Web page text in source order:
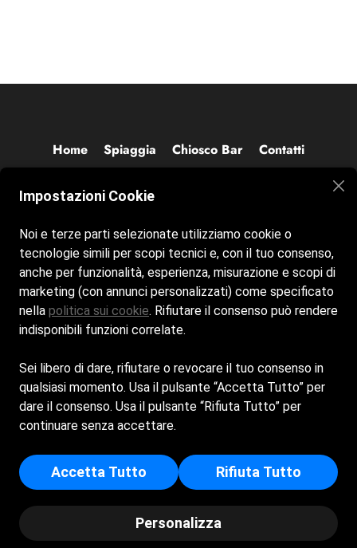
Home Spiaggia Chiosco Bar
Contatti
Cookie Policy
Privacy Policy
BAGNI TORRETTE S.N.C. DI MANDOLINI MAURO E MARCO -
Sede Legale: VIA COLLE MARINO 52 - 61032 - FANO (PU) -
01453740415 - Numero REA: PS - 143193
Impostazioni Cookie
Noi e terze parti selezionate utilizziamo cookie o
tecnologie simili per scopi tecnici e, con il tuo consenso,
anche per funzionalità, esperienza, misurazione e scopi di
marketing (con annunci personalizzati) come specificato
nella politica sui cookie. Rifiutare il consenso può rendere
indisponibili funzioni correlate.
Sei libero di dare, rifiutare o revocare il tuo consenso in
qualsiasi momento. Usa il pulsante “Accetta Tutto” per
dare il consenso. Usa il pulsante “Rifiuta Tutto” per
continuare senza accettare.
Accetta Tutto Rifiuta Tutto
Personalizza